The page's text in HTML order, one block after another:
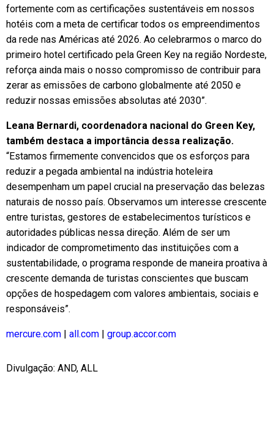
fortemente com as certificações sustentáveis em nossos
hotéis com a meta de certificar todos os empreendimentos
da rede nas Américas até 2026. Ao celebrarmos o marco do
primeiro hotel certificado pela Green Key na região Nordeste,
reforça ainda mais o nosso compromisso de contribuir para
zerar as emissões de carbono globalmente até 2050 e
reduzir nossas emissões absolutas até 2030”.
Leana Bernardi, coordenadora nacional do Green Key,
também destaca a importância dessa realização.
“Estamos firmemente convencidos que os esforços para
reduzir a pegada ambiental na indústria hoteleira
desempenham um papel crucial na preservação das belezas
naturais de nosso país. Observamos um interesse crescente
entre turistas, gestores de estabelecimentos turísticos e
autoridades públicas nessa direção. Além de ser um
indicador de comprometimento das instituições com a
sustentabilidade, o programa responde de maneira proativa à
crescente demanda de turistas conscientes que buscam
opções de hospedagem com valores ambientais, sociais e
responsáveis”.
mercure.com | all.com | group.accor.com
Divulgação: AND, ALL